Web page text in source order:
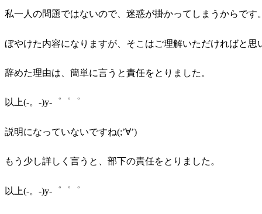
私一人の問題ではないので、迷惑が掛かってしまうからです。
ぼやけた内容になりますが、そこはご理解いただければと思
辞めた理由は、簡単に言うと責任をとりました。
以上(-。-)y-゜゜゜
説明になっていないですね(;’∀’)
もう少し詳しく言うと、部下の責任をとりました。
以上(-。-)y-゜゜゜